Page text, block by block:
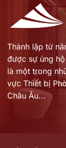
Thành lập từ
được sự ủng
là một trong
vực Thiết bị
Châu Âu...